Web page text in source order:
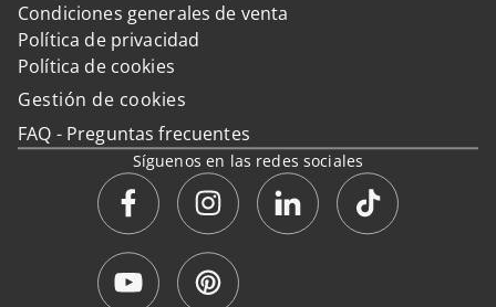
Condiciones generales de venta
Política de privacidad
Política de cookies
Gestión de cookies
FAQ - Preguntas frecuentes
Síguenos en las redes sociales